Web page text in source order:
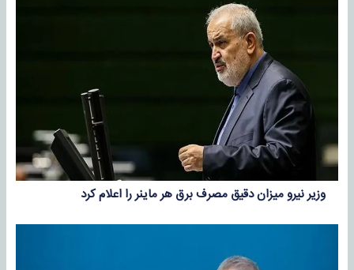
وزیر نیرو میزان دقیق مصرف برق هر ماینر را اعلام کرد